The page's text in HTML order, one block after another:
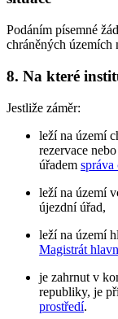
Podáním písemné
chráněných územích
8. Na které
Jestliže záměr:
leží na území
rezervace
úřadem správa
leží na území
újezdní úřad,
leží na území
Magistrát
je zahrnut v
republiky, je
prostředí.